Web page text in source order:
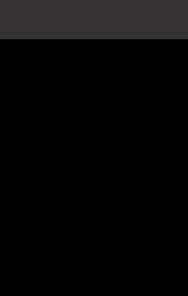
POŁĄCZENIE